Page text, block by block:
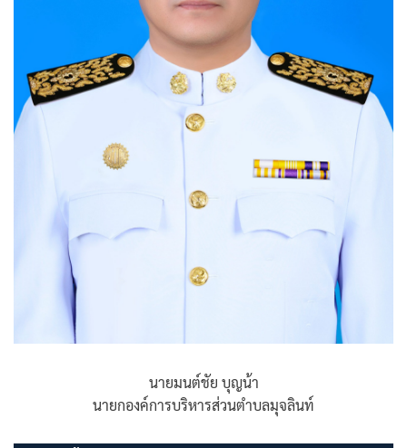
นายมนต์ชัย บุญน้า
นายกองค์การบริหารส่วนตำบลมุจลินท์